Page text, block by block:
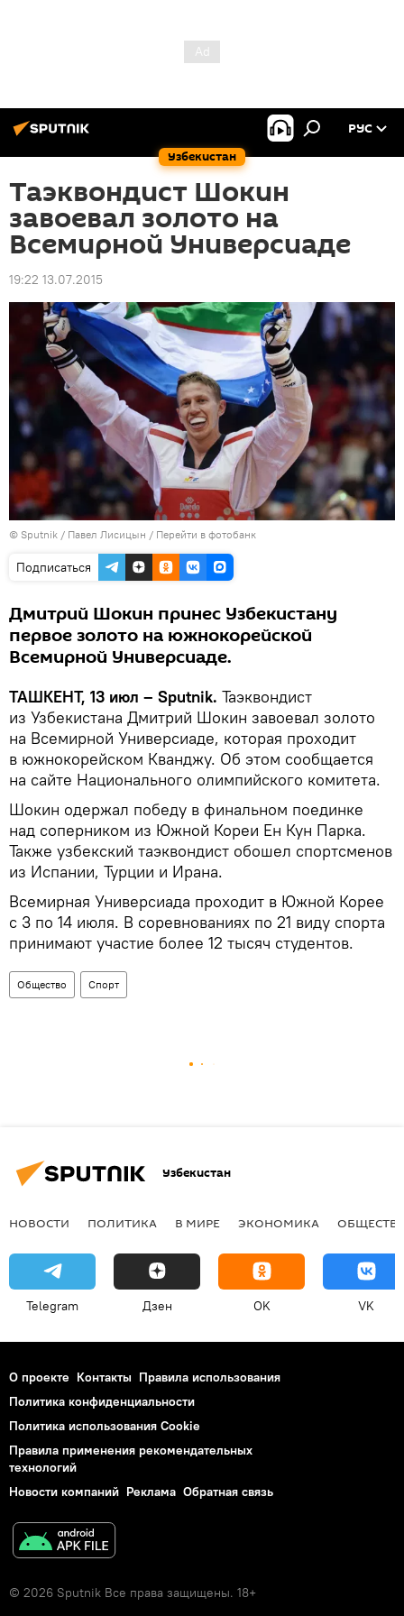
Узбекистан
РУС
Таэквондист Шокин
завоевал золото на
Всемирной Универсиаде
19:22 13.07.2015
© Sputnik / Павел Лисицын / Перейти в фотобанк
Подписаться
Дмитрий Шокин принес Узбекистану
первое золото на южнокорейской
Всемирной Универсиаде.
ТАШКЕНТ, 13 июл – Sputnik. Таэквондист
из Узбекистана Дмитрий Шокин завоевал золото
на Всемирной Универсиаде, которая проходит
в южнокорейском Кванджу. Об этом сообщается
на сайте Национального олимпийского комитета.
Шокин одержал победу в финальном поединке
над соперником из Южной Кореи Ен Кун Парка.
Также узбекский таэквондист обошел спортсменов
из Испании, Турции и Ирана.
Всемирная Универсиада проходит в Южной Корее
с 3 по 14 июля. В соревнованиях по 21 виду спорта
принимают участие более 12 тысяч студентов.
Общество Спорт
Узбекистан
НОВОСТИ ПОЛИТИКА В МИРЕ ЭКОНОМИКА
Telegram Дзен OK VK
О проекте Контакты Правила использования
Политика конфиденциальности
Политика использования Cookie
Правила применения рекомендательных
технологий
Новости компаний Реклама Обратная связь
© 2026 Sputnik Все права защищены. 18+